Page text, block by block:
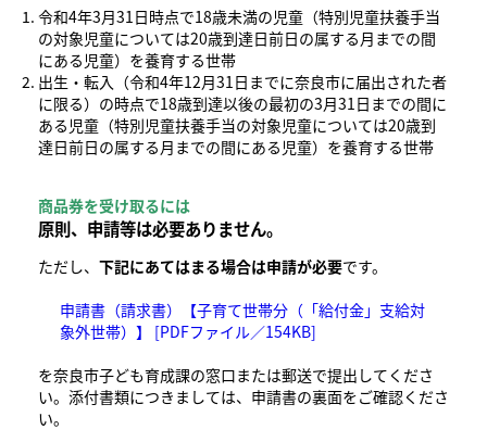
令和4年3月31日時点で18歳未満の児童（特別児童扶養手当
の対象児童については20歳到達日前日の属する月までの間
にある児童）を養育する世帯
出生・転入（令和4年12月31日までに奈良市に届出された者
に限る）の時点で18歳到達以後の最初の3月31日までの間に
ある児童（特別児童扶養手当の対象児童については20歳到
達日前日の属する月までの間にある児童）を養育する世帯
商品券を受け取るには
原則、 申請等は必要ありません。
ただし、 下記にあてはまる場合は申請が必要です。
申請書（請求書）【子育て世帯分（「給付金」支給対
象外世帯）】 [PDFファイル／154KB]
を奈良市子ども育成課の窓口または郵送で提出してくださ
い。添付書類につきましては、申請書の裏面をご確認くださ
い。